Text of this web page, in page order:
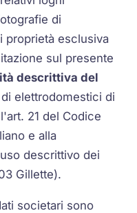
di
proprietà esclusiva
sul presente
descrittiva del
elettrodomestici di
21 del Codice
e alla
descrittivo dei
Gillette).
societari sono